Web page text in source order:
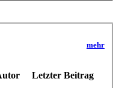
mehr
Letzter Beitrag